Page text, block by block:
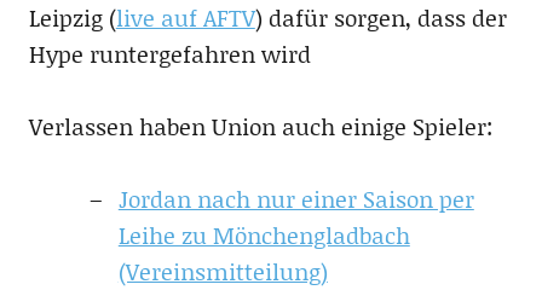
Leipzig (live auf AFTV) dafür sorgen, dass der
Hype runtergefahren wird
Verlassen haben Union auch einige Spieler:
Jordan nach nur einer Saison per
Leihe zu Mönchengladbach
(Vereinsmitteilung)